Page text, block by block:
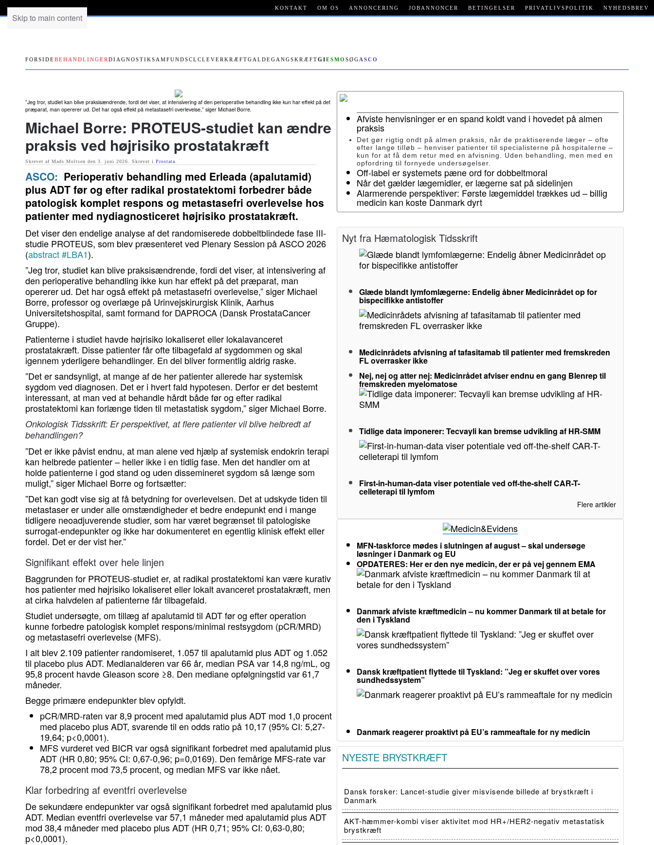
Skip to main content
FORSIDEBEHANDLINGER DIAGNOSTIKSAMFUNDSCLCLEVERKRÆFTGALDEGANGSKRÆFTGIESMO SØG ASCO
KONTAKT OM OS ANNONCERING JOBANNONCER BETINGELSER PRIVATLIVSPOLITIK NYHEDSBREV
”Jeg tror, studiet kan blive praksisændrende, fordi det viser, at intensivering af den perioperative behandling ikke kun har effekt på det
præparat, man opererer ud. Det har også effekt på metastasefri overlevelse,” siger Michael Borre.
Michael Borre: PROTEUS-studiet kan ændre
praksis ved højrisiko prostatakræft
Skrevet af Mads Moltsen den 3. juni 2026 . Skrevet i Prostata
ASCO: Perioperativ behandling med Erleada (apalutamid)
plus ADT før og efter radikal prostatektomi forbedrer både
patologisk komplet respons og metastasefri overlevelse hos
patienter med nydiagnosticeret højrisiko prostatakræft.
Det viser den endelige analyse af det randomiserede dobbeltblindede fase III-
studie PROTEUS, som blev præsenteret ved Plenary Session på ASCO 2026
(abstract #LBA1).
”Jeg tror, studiet kan blive praksisændrende, fordi det viser, at intensivering af
den perioperative behandling ikke kun har effekt på det præparat, man
opererer ud. Det har også effekt på metastasefri overlevelse,” siger Michael
Borre, professor og overlæge på Urinvejskirurgisk Klinik, Aarhus
Universitetshospital, samt formand for DAPROCA (Dansk ProstataCancer
Gruppe).
Patienterne i studiet havde højrisiko lokaliseret eller lokalavanceret
prostatakræft. Disse patienter får ofte tilbagefald af sygdommen og skal
igennem yderligere behandlinger. En del bliver formentlig aldrig raske.
”Det er sandsynligt, at mange af de her patienter allerede har systemisk
sygdom ved diagnosen. Det er i hvert fald hypotesen. Derfor er det bestemt
interessant, at man ved at behandle hårdt både før og efter radikal
prostatektomi kan forlænge tiden til metastatisk sygdom,” siger Michael Borre.
Onkologisk Tidsskrift: Er perspektivet, at flere patienter vil blive helbredt af
behandlingen?
”Det er ikke påvist endnu, at man alene ved hjælp af systemisk endokrin terapi
kan helbrede patienter – heller ikke i en tidlig fase. Men det handler om at
holde patienterne i god stand og uden dissemineret sygdom så længe som
muligt,” siger Michael Borre og fortsætter:
”Det kan godt vise sig at få betydning for overlevelsen. Det at udskyde tiden til
metastaser er under alle omstændigheder et bedre endepunkt end i mange
tidligere neoadjuverende studier, som har været begrænset til patologiske
surrogat-endepunkter og ikke har dokumenteret en egentlig klinisk effekt eller
fordel. Det er der vist her.”
Signifikant effekt over hele linjen
Baggrunden for PROTEUS-studiet er, at radikal prostatektomi kan være kurativ
hos patienter med højrisiko lokaliseret eller lokalt avanceret prostatakræft, men
at cirka halvdelen af patienterne får tilbagefald.
Studiet undersøgte, om tillæg af apalutamid til ADT før og efter operation
kunne forbedre patologisk komplet respons/minimal restsygdom (pCR/MRD)
og metastasefri overlevelse (MFS).
I alt blev 2.109 patienter randomiseret, 1.057 til apalutamid plus ADT og 1.052
til placebo plus ADT. Medianalderen var 66 år, median PSA var 14,8 ng/mL, og
95,8 procent havde Gleason score ≥8. Den mediane opfølgningstid var 61,7
måneder.
Begge primære endepunkter blev opfyldt.
pCR/MRD-raten var 8,9 procent med apalutamid plus ADT mod 1,0 procent
med placebo plus ADT, svarende til en odds ratio på 10,17 (95% CI: 5,27-
19,64; p<0,0001).
MFS vurderet ved BICR var også signifikant forbedret med apalutamid plus
ADT (HR 0,80; 95% CI: 0,67-0,96; p=0,0169). Den femårige MFS-rate var
78,2 procent mod 73,5 procent, og median MFS var ikke nået.
Klar forbedring af eventfri overlevelse
De sekundære endepunkter var også signifikant forbedret med apalutamid plus
ADT. Median eventfri overlevelse var 57,1 måneder med apalutamid plus ADT
mod 38,4 måneder med placebo plus ADT (HR 0,71; 95% CI: 0,63-0,80;
p<0,0001).
Afviste henvisninger er en spand koldt vand i hovedet på almen
praksis
Det gør rigtig ondt på almen praksis, når de praktiserende læger – ofte
efter lange tilløb – henviser patienter til specialisterne på hospitalerne –
kun for at få dem retur med en afvisning. Uden behandling, men med en
opfordring til fornyede undersøgelser.
Off-label er systemets pæne ord for dobbeltmoral
Når det gælder lægemidler, er lægerne sat på sidelinjen
Alarmerende perspektiver: Første lægemiddel trækkes ud – billig
medicin kan koste Danmark dyrt
Nyt fra Hæmatologisk Tidsskrift
Glæde blandt lymfomlægerne: Endelig åbner Medicinrådet op for
bispecifikke antistoffer
Medicinrådets afvisning af tafasitamab til patienter med fremskreden
FL overrasker ikke
Nej, nej og atter nej: Medicinrådet afviser endnu en gang Blenrep til
fremskreden myelomatose
Tidlige data imponerer: Tecvayli kan bremse udvikling af HR-SMM
First-in-human-data viser potentiale ved off-the-shelf CAR-T-
celleterapi til lymfom
Flere artikler
MFN-taskforce mødes i slutningen af august – skal undersøge
løsninger i Danmark og EU
OPDATERES: Her er den nye medicin, der er på vej gennem EMA
Danmark afviste kræftmedicin – nu kommer Danmark til at betale for
den i Tyskland
Dansk kræftpatient flyttede til Tyskland: ”Jeg er skuffet over vores
sundhedssystem”
Danmark reagerer proaktivt på EU’s rammeaftale for ny medicin
NYESTE BRYSTKRÆFT
Dansk forsker: Lancet-studie giver misvisende billede af brystkræft i
Danmark
AKT-hæmmer-kombi viser aktivitet mod HR+/HER2-negativ metastatisk
brystkræft